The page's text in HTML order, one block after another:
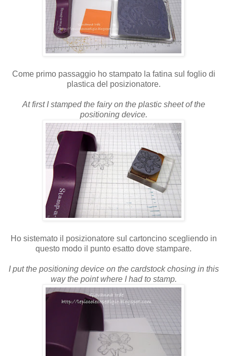
Come primo passaggio ho stampato la fatina sul foglio di
plastica del posizionatore.
At first I stamped the fairy on the plastic sheet of the
positioning device.
Ho sistemato il posizionatore sul cartoncino scegliendo in
questo modo il punto esatto dove stampare.
I put the positioning device on the cardstock chosing in this
way the point where I had to stamp.